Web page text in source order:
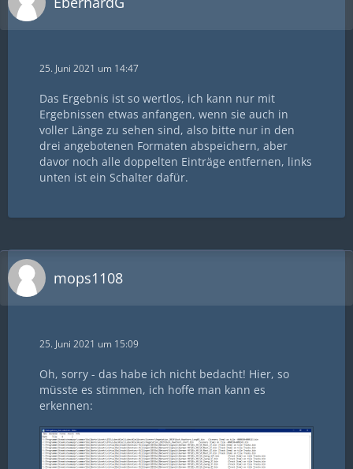
25. Juni 2021 um 14:47
Das Ergebnis ist so wertlos, ich kann nur mit
Ergebnissen etwas anfangen, wenn sie auch in
voller Länge zu sehen sind, also bitte nur in den
drei angebotenen Formaten abspeichern, aber
davor noch alle doppelten Einträge entfernen, links
unten ist ein Schalter dafür.
mops1108
25. Juni 2021 um 15:09
Oh, sorry - das habe ich nicht bedacht! Hier, so
müsste es stimmen, ich hoffe man kann es
erkennen: